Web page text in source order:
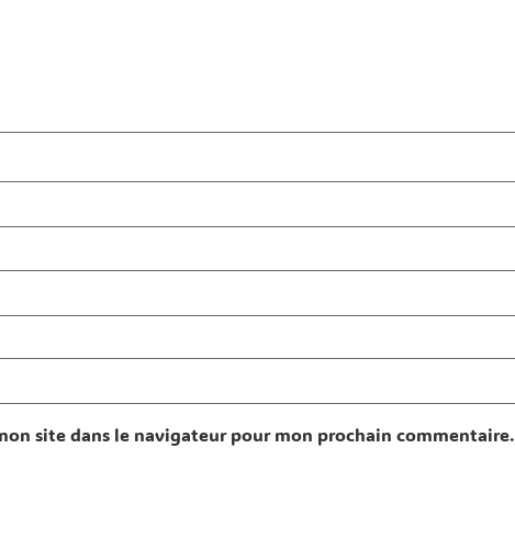
site dans le navigateur pour mon prochain commentaire.